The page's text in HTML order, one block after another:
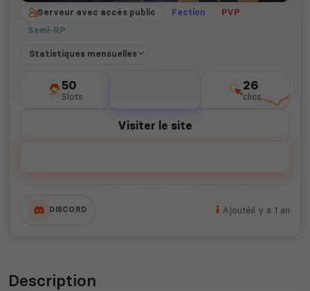
Serveur avec accès public Faction
PVP
Semi-RP
Statistiques mensuelles
50
Slots
26
clics
Visiter le site
DISCORD Ajoutéil y a 1 an
Description